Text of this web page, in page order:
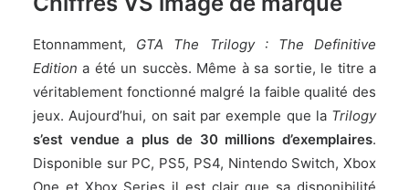
Etonnamment, GTA The Trilogy : The Definitive
Edition a été un succès. Même à sa sortie, le titre a
véritablement fonctionné malgré la faible qualité des
jeux. Aujourd’hui, on sait par exemple que la Trilogy
s’est vendue a plus de 30 millions d’exemplaires.
Disponible sur PC, PS5, PS4, Nintendo Switch, Xbox